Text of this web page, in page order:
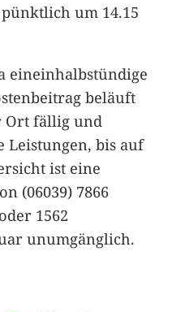
um 14.15
eineinhalbstündige
beläuft
Ort fällig und
bis auf
ist eine
(06039) 7866
1562
unumgänglich.